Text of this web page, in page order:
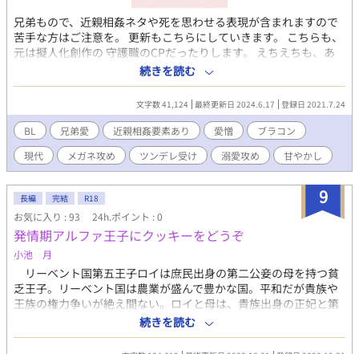
兄弟もので、近親相姦ネタや死を思わせる表現が含まれますので
苦手な方はご注意を。 更新もこちらにしていきます。 こちらも、
元は擬人化創作の 守護職のCPだったりします。 えちえちも、あ
ったりなかったり。 この2人は愛憎が絡まりあってるので なんと
か、仲良しさせたくて 書いてます。 2人とも永遠の20代なので 矛
盾が生じてる様に 思われますが、とりあえず 常若です。 大地（※
２０代半ば）※年齢では無くて見た目年齢です。（ほぼ不死なの
で） 身長:178cm 体重:67kg 朴訥としていながらも、実際は情も
深くしっかり者。 現実的な考え方をしてしまう。 弟が至高過ぎて
遠慮気味。でもかなりブラコン。 光のお隣の県に一人暮らし中。
農業に精を出している。 髪は茶色く、短髪（昔は長めだった）眼
鏡装用。 光（※２０代前半） 身長:167cm 体重:56kg ちょっと気
難しそうに思われがちだけど、人見知りなだけ。 礼儀正しく真面
目な人に好感を抱く（兄への憧れか） 大地とはとても年の離れた
兄弟だった。 ツンツンツンツンしてるけど、照れと気恥ずかしさ
から。 本当は思い切り甘えたい。大地しか見てない。 アイスとチ
ョコが好き。職業、書道家。 黒髪、前髪はセンターパート。 ちょ
っと出てくる人たち。 楓 西の都の守護をしてる強い人。タロー
の拾い主（付き合ってる） タロー 楓のパートナー。関西担当。
葵 とーっても偉くて強い人。皆のだいたいの上司。 美濃 大地
の秘書的存在。 元ネタがTDFK擬人化ですが、キャラに特化して
いるので こちらでの設置要素は薄いです。 ほぼ不死で長生きと言
続きを読む
文字数 41,124 最終更新日 2024.6.17 登録日 2021.7.24
BL 兄弟愛 近親相姦要素あり 愛憎
ブラコン
現代
メガネ攻め ツンデレ受け 溺愛攻め 甘やかし
9
長編 完結 R18
お気に入り : 93 24h.ポイント : 0
発情期アルファ王子にクッキーをどうぞ
小池 月
リーベント国第五王子ロイは庶民出身の第二公妾の母を持つ貧
乏王子。リーベント国は農業が盛んで豊かな国。平和だが貴族や
王族の権力争いが絶え間ない。ロイと母は、貴族出身の正妃と第
一公妾、その王子王女たちに蔑まれて過ごしていた。ロイの唯一
の支えは、いつか国を脱出し母と小さな洋菓子店を開き暮らすこ
と。ある日、ロイが隣国アドレアに友好のため人質となることが
続きを読む